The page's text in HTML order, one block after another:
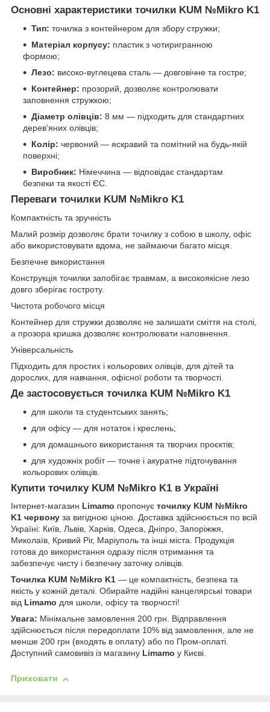
Основні характеристики точилки KUM №Mikro K1
Тип: точилка з контейнером для збору стружки;
Матеріал корпусу: пластик з чотиригранною
формою;
Лезо: високо-вуглецева сталь — довговічне та гостре;
Контейнер: прозорий, дозволяє контролювати
заповнення стружкою;
Діаметр олівців: 8 мм — підходить для стандартних
дерев’яних олівців;
Колір: червоний — яскравий та помітний на будь-якій
поверхні;
Виробник: Німеччина — відповідає стандартам
безпеки та якості ЄС.
Переваги точилки KUM №Mikro K1
Компактність та зручність
Малий розмір дозволяє брати точилку з собою в школу, офіс
або використовувати вдома, не займаючи багато місця.
Безпечне використання
Конструкція точилки запобігає травмам, а високоякісне лезо
довго зберігає гостроту.
Чистота робочого місця
Контейнер для стружки дозволяє не залишати сміття на столі,
а прозора кришка дозволяє контролювати наповнення.
Універсальність
Підходить для простих і кольорових олівців, для дітей та
дорослих, для навчання, офісної роботи та творчості.
Де застосовується точилка KUM №Mikro K1
для школи та студентських занять;
для офісу — для нотаток і креслень;
для домашнього використання та творчих проєктів;
для художніх робіт — точне і акуратне підточування
кольорових олівців.
Купити точилку KUM №Mikro K1 в Україні
Інтернет-магазин Limamo пропонує точилку KUM №Mikro
K1 червону за вигідною ціною. Доставка здійснюється по всій
Україні: Київ, Львів, Харків, Одеса, Дніпро, Запоріжжя,
Миколаїв, Кривий Ріг, Маріуполь та інші міста. Продукція
готова до використання одразу після отримання та
забезпечує чисту і безпечну заточку олівців.
Точилка KUM №Mikro K1 — це компактність, безпека та
якість у кожній деталі. Обирайте надійні канцелярські товари
від Limamo для школи, офісу та творчості!
Увага: Мінімальне замовлення 200 грн. Відправлення
здійснюється після передоплати 10% від замовлення, але не
менше 200 грн (входять в оплату) або по Пром-оплаті.
Доступний самовивіз із магазину Limamo у Києві.
Приховати